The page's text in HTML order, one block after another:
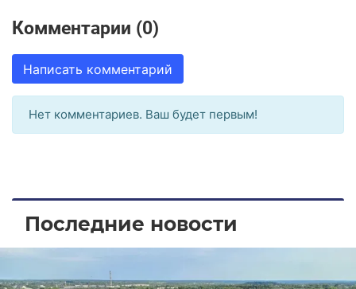
Комментарии (0)
Написать комментарий
Нет комментариев. Ваш будет первым!
Последние новости